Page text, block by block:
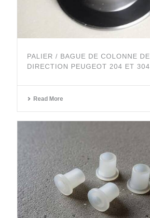
PALIER / BAGUE DE COLONNE DE
DIRECTION PEUGEOT 204 ET 304
Read More